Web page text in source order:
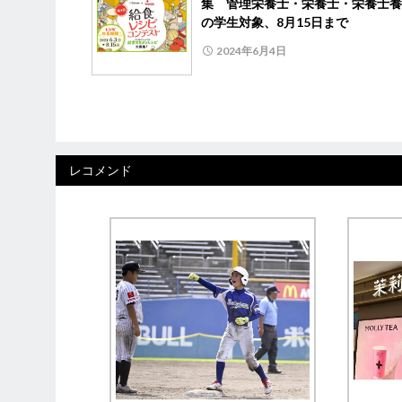
の学生対象、8月15日まで
2024年6月4日
レコメンド